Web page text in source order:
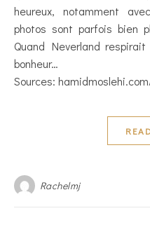
heureux, notamment
photos sont parfois bien
Quand Neverland
bonheur…
Sources:
Rachelmj